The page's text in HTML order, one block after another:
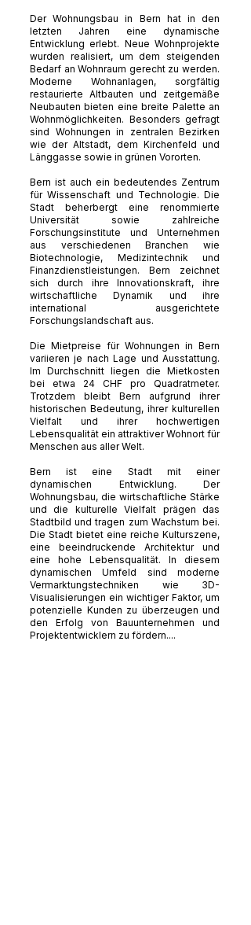
Der Wohnungsbau in Bern hat in den
letzten Jahren eine dynamische
Entwicklung erlebt. Neue Wohnprojekte
wurden realisiert, um dem steigenden
Bedarf an Wohnraum gerecht zu werden.
Moderne Wohnanlagen, sorgfältig
restaurierte Altbauten und zeitgemäße
Neubauten bieten eine breite Palette an
Wohnmöglichkeiten. Besonders gefragt
sind Wohnungen in zentralen Bezirken
wie der Altstadt, dem Kirchenfeld und
Länggasse sowie in grünen Vororten.
Bern ist auch ein bedeutendes Zentrum
für Wissenschaft und Technologie. Die
Stadt beherbergt eine renommierte
Universität sowie zahlreiche
Forschungsinstitute und Unternehmen
aus verschiedenen Branchen wie
Biotechnologie, Medizintechnik und
Finanzdienstleistungen. Bern zeichnet
sich durch ihre Innovationskraft, ihre
wirtschaftliche Dynamik und ihre
international ausgerichtete
Forschungslandschaft aus.
Die Mietpreise für Wohnungen in Bern
variieren je nach Lage und Ausstattung.
Im Durchschnitt liegen die Mietkosten
bei etwa 24 CHF pro Quadratmeter.
Trotzdem bleibt Bern aufgrund ihrer
historischen Bedeutung, ihrer kulturellen
Vielfalt und ihrer hochwertigen
Lebensqualität ein attraktiver Wohnort für
Menschen aus aller Welt.
Bern ist eine Stadt mit einer
dynamischen Entwicklung. Der
Wohnungsbau, die wirtschaftliche Stärke
und die kulturelle Vielfalt prägen das
Stadtbild und tragen zum Wachstum bei.
Die Stadt bietet eine reiche Kulturszene,
eine beeindruckende Architektur und
eine hohe Lebensqualität. In diesem
dynamischen Umfeld sind moderne
Vermarktungstechniken wie 3D-
Visualisierungen ein wichtiger Faktor, um
potenzielle Kunden zu überzeugen und
den Erfolg von Bauunternehmen und
Projektentwicklern zu fördern....